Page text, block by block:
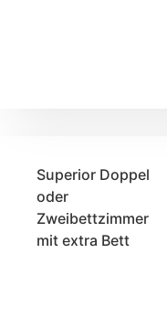
Superior Doppel
oder
Zweibettzimmer
mit extra Bett